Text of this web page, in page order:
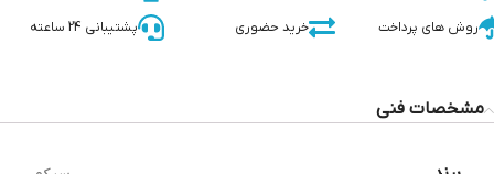
روش های پرداخت خرید حضوری پشتیبانی 24 ساعته
مشخصات فنی